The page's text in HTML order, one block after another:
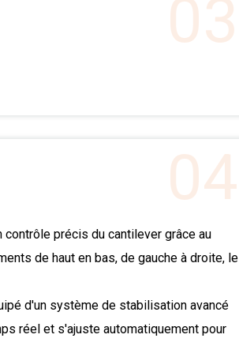
03
04
précis du cantilever grâce au
de haut en bas, de gauche à droite, le
d'un système de stabilisation avancé
réel et s'ajuste automatiquement pour